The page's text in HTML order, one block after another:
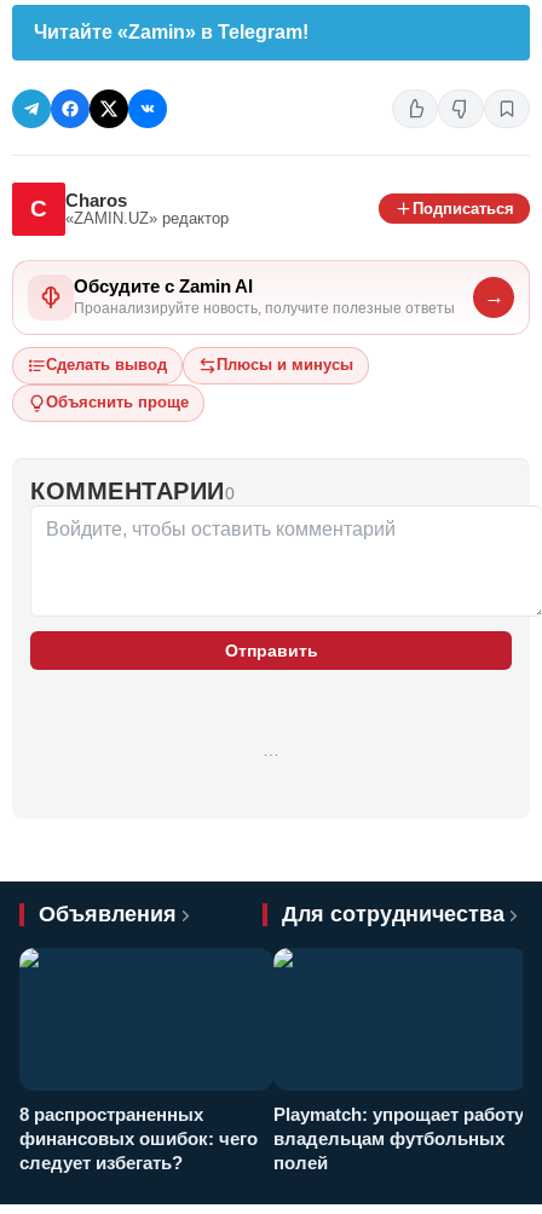
Читайте «Zamin» в Telegram!
C Charos
«ZAMIN.UZ» редактор
Подписаться
Обсудите с Zamin AI
Проанализируйте новость, получите полезные ответы
→
Сделать вывод Плюсы и минусы
Объяснить проще
КОММЕНТАРИИ0
Отправить
Объявления Для сотрудничества
8 распространенных
финансовых ошибок: чего
следует избегать?
Playmatch: упрощает работу
владельцам футбольных
полей